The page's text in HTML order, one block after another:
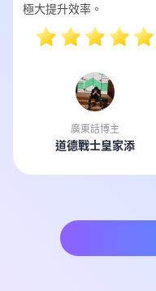
極大提升效率。
廣東話博主
道德戰士皇家添